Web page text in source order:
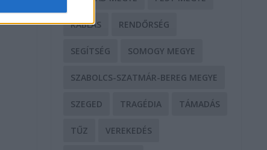
RABLÁS RENDŐRSÉG
SEGÍTSÉG SOMOGY MEGYE
SZABOLCS-SZATMÁR-BEREG MEGYE
SZEGED TRAGÉDIA TÁMADÁS
TŰZ VEREKEDÉS